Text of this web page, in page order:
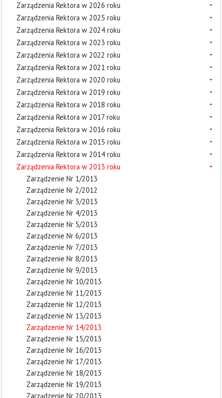
Zarządzenia Rektora w 2026 roku
Zarządzenia Rektora w 2025 roku
Zarządzenia Rektora w 2024 roku
Zarządzenia Rektora w 2023 roku
Zarządzenia Rektora w 2022 roku
Zarządzenia Rektora w 2021 roku
Zarządzenia Rektora w 2020 roku
Zarządzenia Rektora w 2019 roku
Zarządzenia Rektora w 2018 roku
Zarządzenia Rektora w 2017 roku
Zarządzenia Rektora w 2016 roku
Zarządzenia Rektora w 2015 roku
Zarządzenia Rektora w 2014 roku
Zarządzenia Rektora w 2013 roku
Zarządzenie Nr 1/2013
Zarządzenie Nr 2/2012
Zarządzenie Nr 3/2013
Zarządzenie Nr 4/2013
Zarządzenie Nr 5/2013
Zarządzenie Nr 6/2013
Zarządzenie Nr 7/2013
Zarządzenie Nr 8/2013
Zarządzenie Nr 9/2013
Zarządzenie Nr 10/2013
Zarządzenie Nr 11/2013
Zarządzenie Nr 12/2013
Zarządzenie Nr 13/2013
Zarządzenie Nr 14/2013
Zarządzenie Nr 15/2013
Zarządzenie Nr 16/2013
Zarządzenie Nr 17/2013
Zarządzenie Nr 18/2013
Zarządzenie Nr 19/2013
Zarządzenie Nr 20/2013